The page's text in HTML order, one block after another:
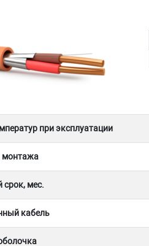
при эксплуатации
монтажа
срок, мес.
кабель